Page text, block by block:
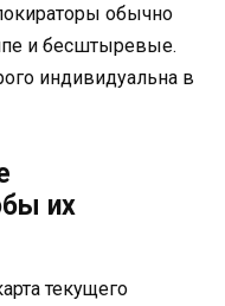
обычно
и бесштыревые.
индивидуальна в
их
текущего